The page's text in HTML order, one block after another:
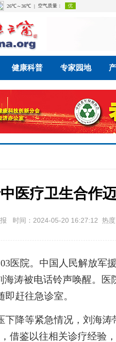
健康科普 专家园地
医疗卫生合作
报 时间：2024-05-20 16:27:12 热
院。中国人民解放军
海涛被电话铃声唤醒。
赶往急诊室。
降等紧急情况，刘海涛
借鉴以往相关诊疗经验